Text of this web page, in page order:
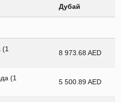
Дубай
(1
8 973.68 AED
(1
5 500.89 AED